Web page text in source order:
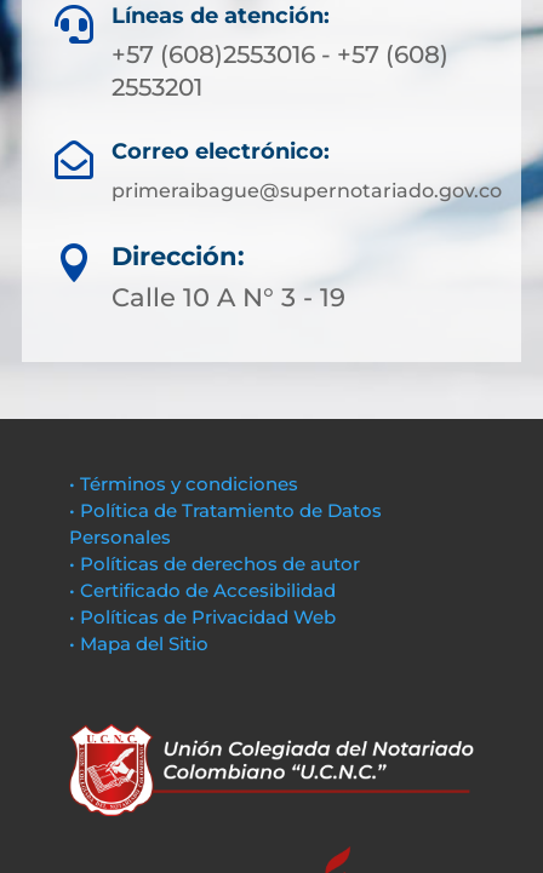
 Líneas de atención:
+57 (608)2553016 - +57 (608)
2553201
 Correo electrónico:
primeraibague@supernotariado.gov.co

Dirección:
Calle 10 A N° 3 - 19
• Términos y condiciones
• Política de Tratamiento de Datos
Personales
• Políticas de derechos de autor
• Certificado de Accesibilidad
• Políticas de Privacidad Web
• Mapa del Sitio